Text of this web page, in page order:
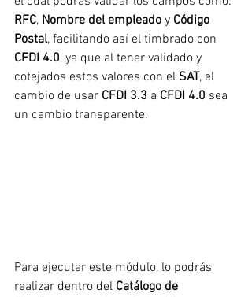
RFC, Nombre del empleado y Código
Postal, facilitando así el timbrado con
CFDI 4.0, ya que al tener validado y
cotejados estos valores con el SAT, el
cambio de usar CFDI 3.3 a CFDI 4.0 sea
un cambio transparente.
Para ejecutar este módulo, lo podrás
realizar dentro del Catálogo de